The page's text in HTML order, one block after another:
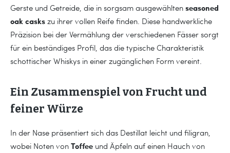
Gerste und Getreide, die in sorgsam ausgewählten seasoned
oak casks zu ihrer vollen Reife finden. Diese handwerkliche
Präzision bei der Vermählung der verschiedenen Fässer sorgt
für ein beständiges Profil, das die typische Charakteristik
schottischer Whiskys in einer zugänglichen Form vereint.
Ein Zusammenspiel von Frucht und
feiner Würze
In der Nase präsentiert sich das Destillat leicht und filigran,
wobei Noten von Toffee und Äpfeln auf einen Hauch von